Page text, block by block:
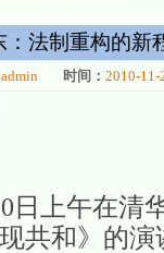
：法制重构的新
admin 时间： 2010-11-
午在清华
和》的演